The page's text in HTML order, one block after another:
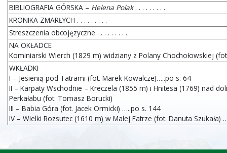
BIBLIOGRAFIA GÓRSKA – Helena Polak. . . . . . . . .
KRONIKA ZMARŁYCH . . . . . . . . .
Streszczenia obcojęzyczne . . . . . . . . .
NA OKŁADCE
Kominiarski Wierch (1829 m) widziany z Polany Chochołowskiej
WKŁADKI
I – Jesienią pod Tatrami (fot. Marek Kowalcze)…..po s. 64
II – Karpaty Wschodnie – Kreczela (1855 m) i Hnitesa (1769) nad
Perkałabu (fot. Tomasz Borucki)
III – Babia Góra (fot. Jacek Ormicki) …..po s. 144
IV – Wielki Rozsutec (1610 m) w Małej Fatrze (fot. Danuta Szukała)